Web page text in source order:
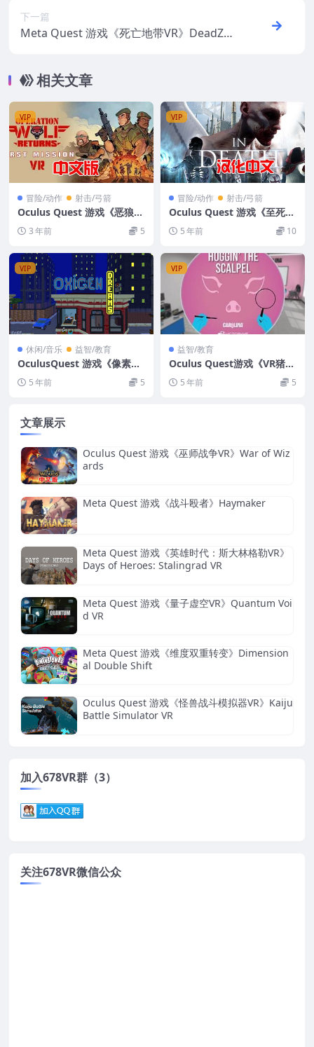
下一篇
Meta Quest 游戏《死亡地带VR》DeadZon
相关文章
VIP
冒险/动作 射击/弓箭
Oculus Quest 游戏《恶狼行
动 回归VR》Operation Wol
f Returns: First Mission VR
3 年前 5
VIP
冒险/动作 射击/弓箭
Oculus Quest 游戏《至死
亡：解脱》汉化中文版 In De
ath: Unchained VR
5 年前 10
VIP
休闲/音乐 益智/教育
OculusQuest 游戏《像素梦
VR》Oxygen Dreams Ques
t VR5 年前 5
VIP
益智/教育
Oculus Quest游戏《VR猪解
剖模拟器》VR Pig Dissectio
n: Hoggin’ the Scalpel
5 年前 5
文章展示
Oculus Quest 游戏《巫师战争VR》War of Wiz
ards
Meta Quest 游戏《战斗殴者》Haymaker
Meta Quest 游戏《英雄时代：斯大林格勒VR》
Days of Heroes: Stalingrad VR
Meta Quest 游戏《量子虚空VR》Quantum Voi
d VR
Meta Quest 游戏《维度双重转变》Dimension
al Double Shift
Oculus Quest 游戏《怪兽战斗模拟器VR》Kaiju
Battle Simulator VR
加入678VR群（3）
关注678VR微信公众